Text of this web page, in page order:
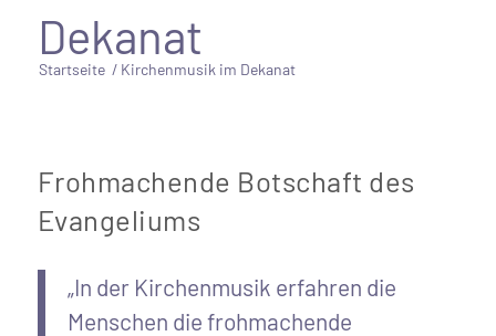
Dekanat
Startseite / Kirchenmusik im Dekanat
Frohmachende Botschaft des
Evangeliums
„In der Kirchenmusik erfahren die
Menschen die frohmachende